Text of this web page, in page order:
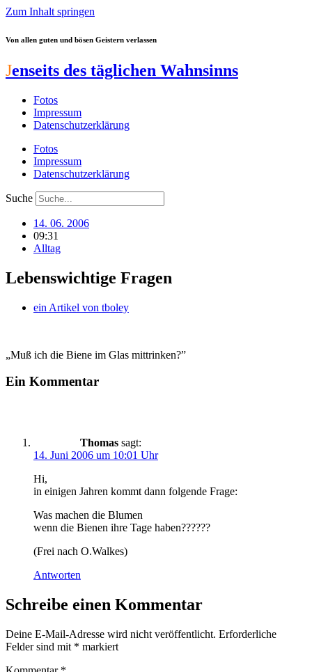
Zum Inhalt springen
Von allen guten und bösen Geistern verlassen
Jenseits des täglichen Wahnsinns
Fotos
Impressum
Datenschutzerklärung
Fotos
Impressum
Datenschutzerklärung
Suche
14. 06. 2006
09:31
Alltag
Lebenswichtige Fragen
ein Artikel von tboley
„Muß ich die Biene im Glas mittrinken?”
Ein Kommentar
Thomas sagt:
14. Juni 2006 um 10:01 Uhr
Hi,
in einigen Jahren kommt dann folgende Frage:
Was machen die Blumen
wenn die Bienen ihre Tage haben??????
(Frei nach O.Walkes)
Antworten
Schreibe einen Kommentar
Deine E-Mail-Adresse wird nicht veröffentlicht. Erforderliche
Felder sind mit * markiert